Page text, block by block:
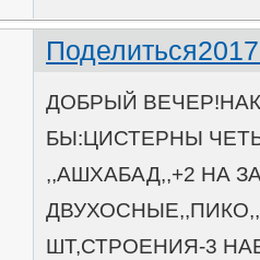
Поделиться
ДОБРЫЙ
БЫ:ЦИСТЕРНЫ
,,АШХАБАД,,+2 НА
ШТ,СТРОЕНИЯ-3